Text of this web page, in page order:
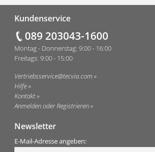
Kundenservice
089 203043-1600
Montag - Donnerstag: 9:00 - 16:00
Freitags: 9:00 - 15:00
Vertriebsservice@tecvia.com
Hilfe
Kontakt
Anmelden oder Registrieren
Newsletter
E-Mail-Adresse angeben: